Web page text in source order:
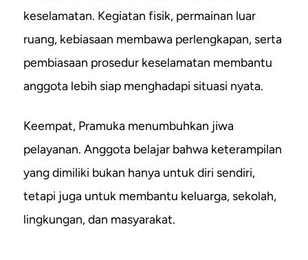
keselamatan. Kegiatan fisik, permainan luar
ruang, kebiasaan membawa perlengkapan, serta
pembiasaan prosedur keselamatan membantu
anggota lebih siap menghadapi situasi nyata.
Keempat, Pramuka menumbuhkan jiwa
pelayanan. Anggota belajar bahwa keterampilan
yang dimiliki bukan hanya untuk diri sendiri,
tetapi juga untuk membantu keluarga, sekolah,
lingkungan, dan masyarakat.